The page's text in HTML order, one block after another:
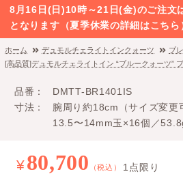
8月16日(日)10時～21日(金)のご注文
となります（夏季休業の詳細はこちら
ホーム デュモルチェライトインクォーツ
ブ
[高品質]デュモルチェライトイン “ブルークォーツ”
品番
DMTT-BR1401IS
寸法
腕周り約18cm（サイズ変更
13.5〜14mm玉×16個／
¥80,700 （税込） 1点限り